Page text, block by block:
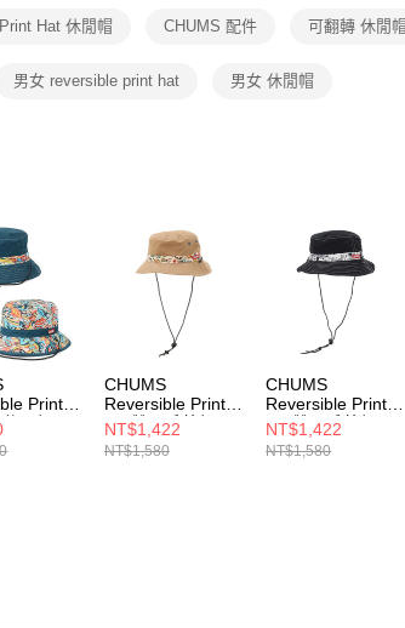
交易，需依本服務
２．關於個人資料處
結果請求用戶進行身
５．嚴禁一人註冊
形，恩沛科技股份
Hat 休閒帽 CHUMS 配件 可翻轉 休閒帽
男女 reversible print hat 男女 休閒帽
Print
閒帽
CHUMS
Reversible Print
Hat雙面戶外帽
Circus
CH051470Z402
NT$1,422
NT$1,580
CHUMS
Reversible Print
Hat雙面戶外帽
Onomatope
CH051470Z404
NT$1,422
NT$1,580